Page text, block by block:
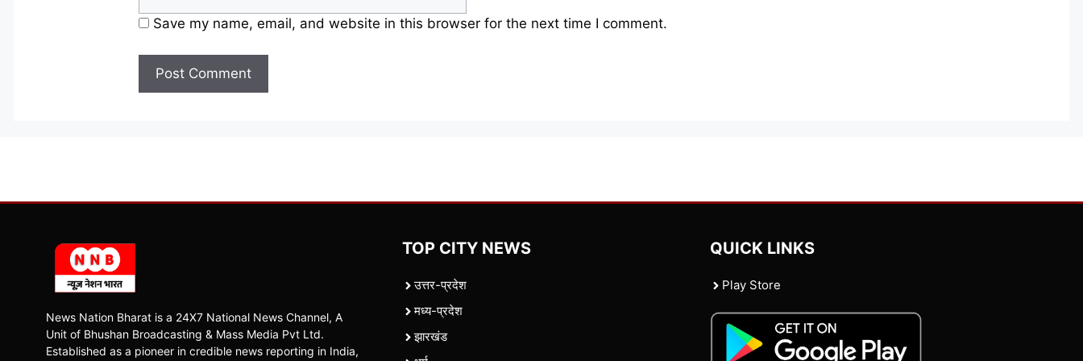
Save my name, email, and website in this browser for the next time I comment.
News Nation Bharat is a 24X7 National News Channel, A
Unit of Bhushan Broadcasting & Mass Media Pvt Ltd.
Established as a pioneer in credible news reporting in India,
TOP CITY NEWS
उत्तर-प्रदेश
मध्य-प्रदेश
झारखंड
QUICK LINKS
Play Store